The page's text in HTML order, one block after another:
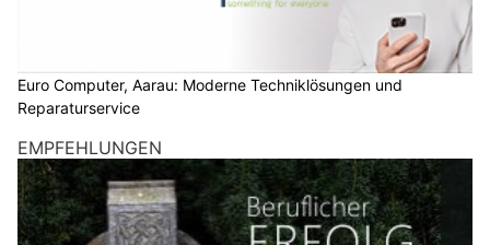
Euro Computer, Aarau: Moderne Techniklösungen und
Reparaturservice
EMPFEHLUNGEN